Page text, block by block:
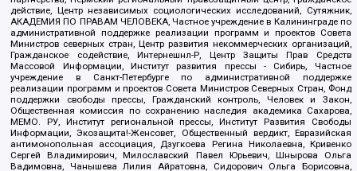
действие, Центр независимых социологических исследований, Сутяжник,
АКАДЕМИЯ ПО ПРАВАМ ЧЕЛОВЕКА, Частное учреждение в Калининграде по
административной поддержке реализации программ и проектов Совета
Министров северных стран, Центр развития некоммерческих организаций,
Гражданское содействие, Интернешнл-Р, Центр Защиты Прав Средств
Массовой Информации, Институт развития прессы - Сибирь, Частное
учреждение в Санкт-Петербурге по административной поддержке
реализации программ и проектов Совета Министров Северных Стран, Фонд
поддержки свободы прессы, Гражданский контроль, Человек и Закон,
Общественная комиссия по сохранению наследия академика Сахарова,
МЕМО. РУ, Институт региональной прессы, Институт Развития Свободы
Информации, Экозащита!-Женсовет, Общественный вердикт, Евразийская
антимонопольная ассоциация, Дзугкоева Регина Николаевна, Кривенко
Сергей Владимирович, Милославский Павел Юрьевич, Шнырова Ольга
Вадимовна, Чанышева Лилия Айратовна, Сидорович Ольга Борисовна,